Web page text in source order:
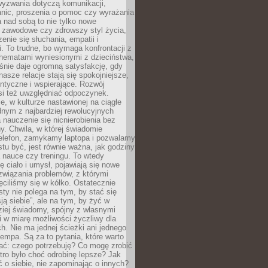
dotyczą komunikacji,
proszenia o pomoc czy wyrażania
nad sobą to nie tylko nowe
czy zdrowszy styl życia,
się słuchania, empatii i
To trudne, bo wymaga konfrontacji z
wyniesionymi z dzieciństwa,
daje ogromną satysfakcję, gdy
relacje stają się spokojniejsze,
i wspierające. Rozwój
też uwzględniać odpoczynek.
w kulturze nastawionej na ciągłe
z najbardziej rewolucyjnych
nauczenie się nicnierobienia bez
Chwila, w której świadomie
zamykamy laptopa i pozwalamy
być, jest równie ważna, jak godziny
nauce czy treningu. To wtedy
ciało i umysł, pojawiają się nowe
problemów, z którymi
się w kółko. Ostatecznie
nie polega na tym, by stać się
siebie”, ale na tym, by żyć w
świadomy, spójny z własnymi
w miarę możliwości życzliwy dla
Nie ma jednej ścieżki ani jednego
Są za to pytania, które warto
czego potrzebuję? Co mogę zrobić
było choć odrobinę lepsze? Jak
o siebie, nie zapominając o innych?